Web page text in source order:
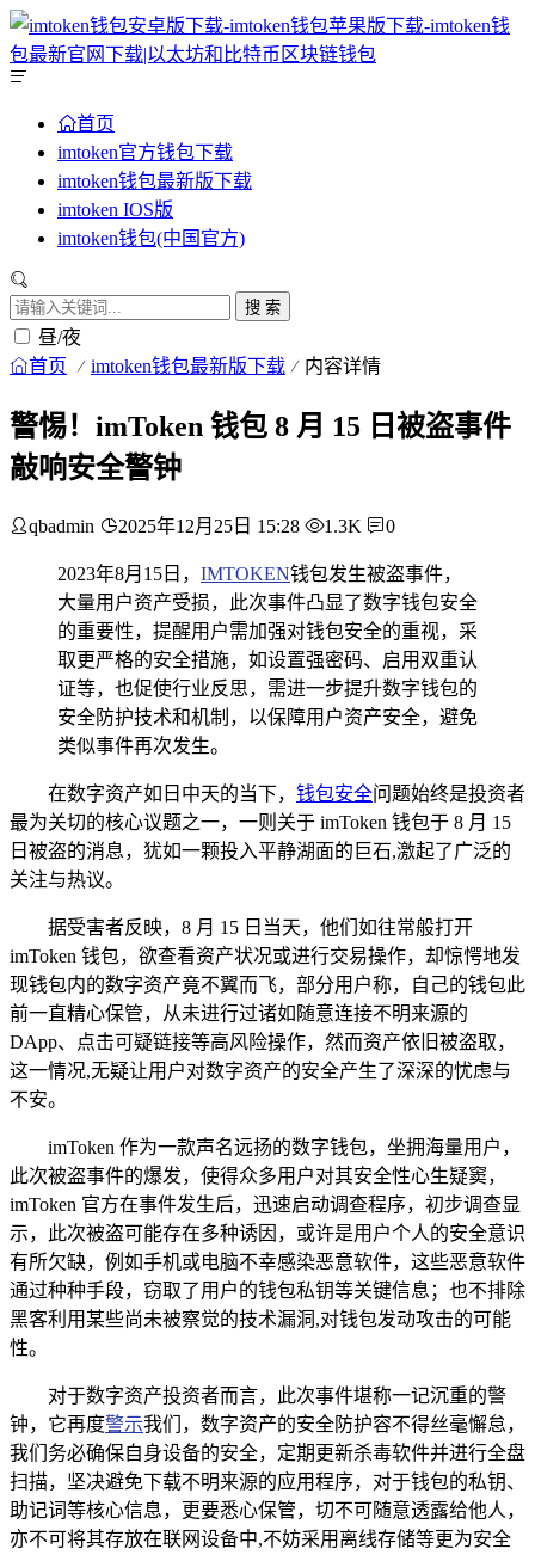
首页
imtoken官方钱包下载
imtoken钱包最新版下载
imtoken IOS版
imtoken钱包(中国官方)
搜 索
昼/夜
首页 imtoken钱包最新版下载 内容详情
警惕！imToken 钱包 8 月 15 日被盗事件
敲响安全警钟
qbadmin 2025年12月25日 15:28 1.3K 0
2023年8月15日， IMTOKEN钱包发生被盗事件，
大量用户资产受损，此次事件凸显了数字钱包安全
的重要性，提醒用户需加强对钱包安全的重视，采
取更严格的安全措施，如设置强密码、启用双重认
证等，也促使行业反思，需进一步提升数字钱包的
安全防护技术和机制，以保障用户资产安全，避免
类似事件再次发生。
在数字资产如日中天的当下， 钱包安全问题始终是投资者
最为关切的核心议题之一，一则关于 imToken 钱包于 8 月 15
日被盗的消息，犹如一颗投入平静湖面的巨石,激起了广泛的
关注与热议。
据受害者反映，8 月 15 日当天，他们如往常般打开
imToken 钱包，欲查看资产状况或进行交易操作，却惊愕地发
现钱包内的数字资产竟不翼而飞，部分用户称，自己的钱包此
前一直精心保管，从未进行过诸如随意连接不明来源的
DApp、点击可疑链接等高风险操作，然而资产依旧被盗取，
这一情况,无疑让用户对数字资产的安全产生了深深的忧虑与
不安。
imToken 作为一款声名远扬的数字钱包，坐拥海量用户，
此次被盗事件的爆发，使得众多用户对其安全性心生疑窦，
imToken 官方在事件发生后，迅速启动调查程序，初步调查显
示，此次被盗可能存在多种诱因，或许是用户个人的安全意识
有所欠缺，例如手机或电脑不幸感染恶意软件，这些恶意软件
通过种种手段，窃取了用户的钱包私钥等关键信息；也不排除
黑客利用某些尚未被察觉的技术漏洞,对钱包发动攻击的可能
性。
对于数字资产投资者而言，此次事件堪称一记沉重的警
钟，它再度警示我们，数字资产的安全防护容不得丝毫懈怠，
我们务必确保自身设备的安全，定期更新杀毒软件并进行全盘
扫描，坚决避免下载不明来源的应用程序，对于钱包的私钥、
助记词等核心信息，更要悉心保管，切不可随意透露给他人，
亦不可将其存放在联网设备中,不妨采用离线存储等更为安全